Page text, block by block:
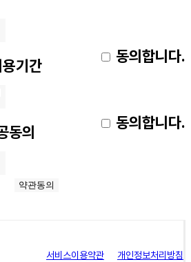
기간
동의합니다.
동의
동의합니다.
서비스이용약관 개인정보처리방침